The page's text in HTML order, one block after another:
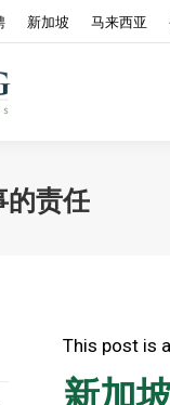
新加坡 马来西亚
的责任
This post is
新加